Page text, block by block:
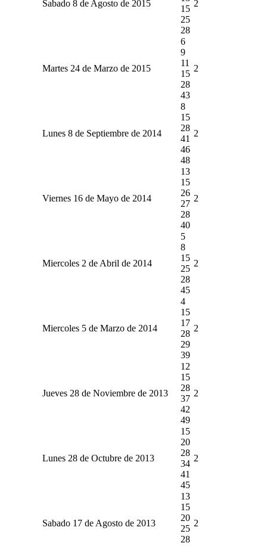
Sabado 8 de Agosto de 2015
15
25
28
2
Martes 24 de Marzo de 2015
6
9
11
15
28
43
2
Lunes 8 de Septiembre de 2014
8
15
28
41
46
48
2
Viernes 16 de Mayo de 2014
13
15
26
27
28
40
2
Miercoles 2 de Abril de 2014
5
8
15
25
28
45
2
Miercoles 5 de Marzo de 2014
4
15
17
28
29
39
2
Jueves 28 de Noviembre de 2013
12
15
28
37
42
49
2
Lunes 28 de Octubre de 2013
15
20
28
34
41
45
2
Sabado 17 de Agosto de 2013
13
15
20
25
28
2